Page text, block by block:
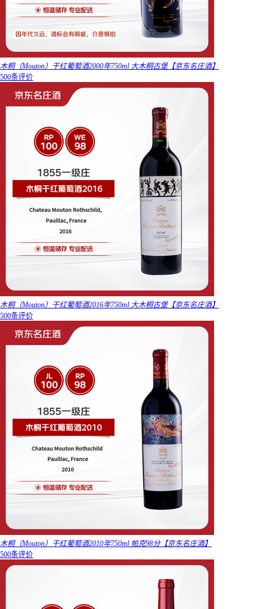
木桐（Mouton）干红葡萄酒2000年750ml 大木桐古堡【京东名庄酒】
500条评价
木桐（Mouton）干红葡萄酒2016年750ml 大木桐古堡【京东名庄酒】
500条评价
木桐（Mouton）干红葡萄酒2010年750ml 帕克98分【京东名庄酒】
500条评价